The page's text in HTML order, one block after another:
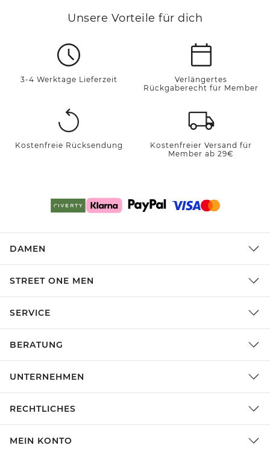
Unsere Vorteile für dich
3-4 Werktage Lieferzeit
Verlängertes
Rückgaberecht für Member
Kostenfreie Rücksendung
Kostenfreier Versand für
Member ab 29€
DAMEN
STREET ONE MEN
SERVICE
BERATUNG
UNTERNEHMEN
RECHTLICHES
MEIN KONTO